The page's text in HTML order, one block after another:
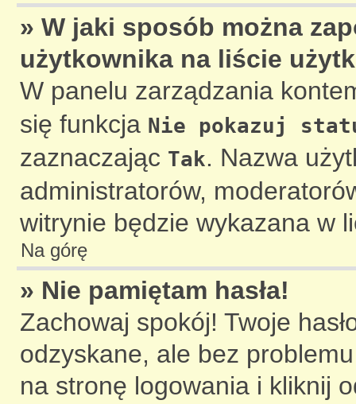
» W jaki sposób można
użytkownika na liście
W panelu zarządzania
się funkcja Nie pokazuj
zaznaczając Tak. Nazwa
administratorów,
witrynie będzie wykazana w
Na górę
» Nie pamiętam hasła!
Zachowaj spokój! Twoje
odzyskane, ale bez
na stronę logowania i kliknij